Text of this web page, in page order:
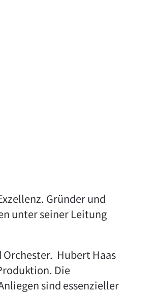
Gründer und
unter seiner Leitung
Hubert Haas
Die
sind essenzieller